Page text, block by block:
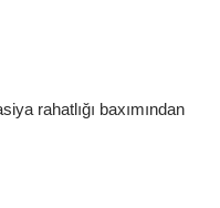
rahatlığı baxımından